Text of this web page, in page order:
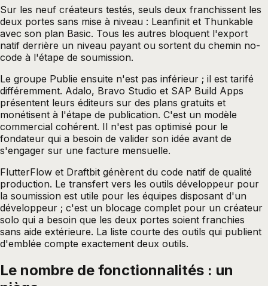
Sur les neuf créateurs testés, seuls deux franchissent les
deux portes sans mise à niveau : Leanfinit et Thunkable
avec son plan Basic. Tous les autres bloquent l'export
natif derrière un niveau payant ou sortent du chemin no-
code à l'étape de soumission.
Le groupe Publie ensuite n'est pas inférieur ; il est tarifé
différemment. Adalo, Bravo Studio et SAP Build Apps
présentent leurs éditeurs sur des plans gratuits et
monétisent à l'étape de publication. C'est un modèle
commercial cohérent. Il n'est pas optimisé pour le
fondateur qui a besoin de valider son idée avant de
s'engager sur une facture mensuelle.
FlutterFlow et Draftbit génèrent du code natif de qualité
production. Le transfert vers les outils développeur pour
la soumission est utile pour les équipes disposant d'un
développeur ; c'est un blocage complet pour un créateur
solo qui a besoin que les deux portes soient franchies
sans aide extérieure. La liste courte des outils qui publient
d'emblée compte exactement deux outils.
Le nombre de fonctionnalités : un